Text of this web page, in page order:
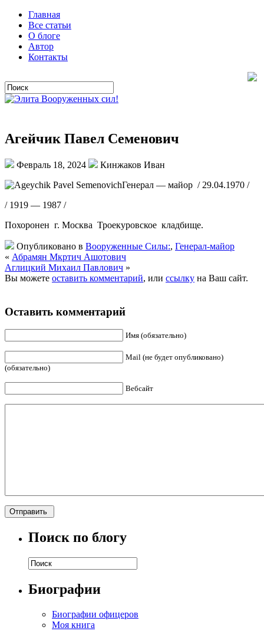
Главная
Все статьи
О блоге
Автор
Контакты
Агейчик Павел Семенович
Февраль 18, 2024
Кинжаков Иван
Генерал — майор / 29.04.1970 /
/ 1919 — 1987 /
Похоронен г. Москва Троекуровское кладбище.
Опубликовано в Вооруженные Силы:, Генерал-майор
« Абрамян Мкртич Ашотович
Аглицкий Михаил Павлович »
Вы можете оставить комментарий, или ссылку на Ваш сайт.
Оставить комментарий
Имя (обязательно)
Mail (не будет опубликовано)
(обязательно)
Вебсайт
Поиск по блогу
Биографии
Биографии офицеров
Моя книга